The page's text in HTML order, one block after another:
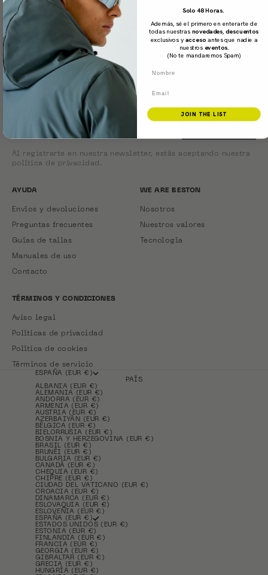
NEWSLETTER
Suscríbete para recibir un 10% en tu primera compra y
ofertas exclusivas.
CORREO ELECTRÓNICO
Al registrarte en nuestra newsletter, estás aceptando nuestra
política de privacidad.
AYUDA
Envíos y devoluciones
Preguntas frecuentes
Guías de tallas
Manuales de uso
Contacto
WE ARE BESTON
Nosotros
Nuestros valores
Tecnología
TÉRMINOS Y CONDICIONES
Aviso legal
Políticas de privacidad
Política de cookies
Términos de servicio
ESPAÑA (EUR €)
PAÍS
ALBANIA (EUR €)
ALEMANIA (EUR €)
ANDORRA (EUR €)
ARMENIA (EUR €)
AUSTRIA (EUR €)
AZERBAIYÁN (EUR €)
BÉLGICA (EUR €)
BIELORRUSIA (EUR €)
BOSNIA Y HERZEGOVINA (EUR €)
BRASIL (EUR €)
BRUNÉI (EUR €)
BULGARIA (EUR €)
CANADÁ (EUR €)
CHEQUIA (EUR €)
CHIPRE (EUR €)
CIUDAD DEL VATICANO (EUR €)
CROACIA (EUR €)
DINAMARCA (EUR €)
ESLOVAQUIA (EUR €)
ESLOVENIA (EUR €)
ESPAÑA (EUR €)
ESTADOS UNIDOS (EUR €)
ESTONIA (EUR €)
FINLANDIA (EUR €)
FRANCIA (EUR €)
GEORGIA (EUR €)
GIBRALTAR (EUR €)
GRECIA (EUR €)
HUNGRÍA (EUR €)
Solo 48 Horas.
Además, sé el primero en enterarte de
todas nuestras novedades ,descuentos
exclusivos yacceso antes que nadie a
nuestros eventos.
(No te mandaremos Spam)
JOIN THE LIST